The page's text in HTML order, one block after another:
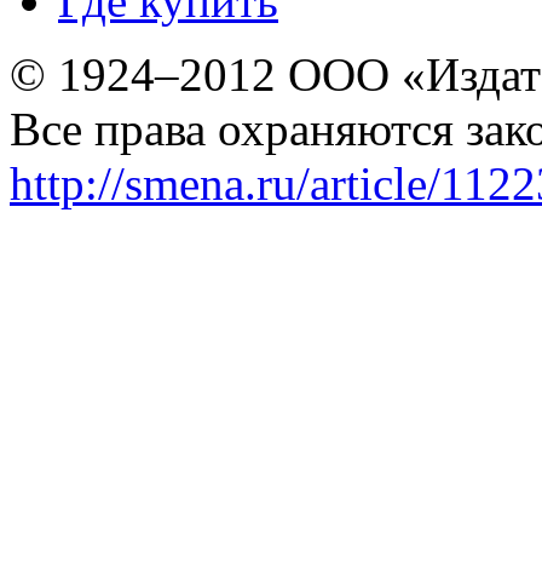
© 1924–2012 ООО
Все права охраняются
http://smena.ru/article/